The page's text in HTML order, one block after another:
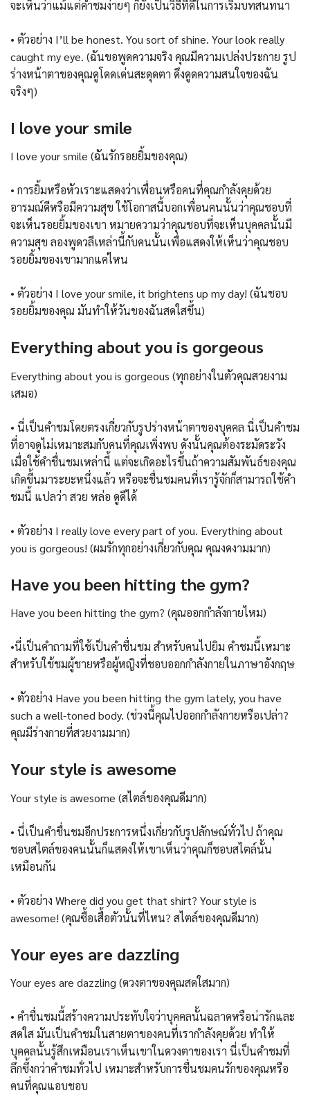
จะเห็นว่าแม้แต่คำชมง่ายๆ ก็ยังเป็นวิธีที่ดีในการเริ่มบทสนทนา
• ตัวอย่าง I’ll be honest. You sort of shine. Your look really
caught my eye. (ฉันขอพูดความจริง คุณมีความเปล่งประกาย รูป
ร่างหน้าตาของคุณดูโดดเด่นสะดุดตา ดึงดูดความสนใจของฉัน
จริงๆ)
I love your smile
I love your smile (ฉันรักรอยยิ้มของคุณ)
• การยิ้มหรือหัวเราะแสดงว่าเพื่อนหรือคนที่คุณกำลังคุยด้วย
อารมณ์ดีหรือมีความสุข ใช้โอกาสนี้บอกเพื่อนคนนั้นว่าคุณชอบที่
จะเห็นรอยยิ้มของเขา หมายความว่าคุณชอบที่จะเห็นบุคคลนั้นมี
ความสุข ลองพูดวลีเหล่านี้กับคนนั้นเพื่อแสดงให้เห็นว่าคุณชอบ
รอยยิ้มของเขามากแค่ไหน
• ตัวอย่าง I love your smile, it brightens up my day! (ฉันชอบ
รอยยิ้มของคุณ มันทำให้วันของฉันสดใสขึ้น)
Everything about you is gorgeous
Everything about you is gorgeous (ทุกอย่างในตัวคุณสวยงาม
เสมอ)
• นี่เป็นคำชมโดยตรงเกี่ยวกับรูปร่างหน้าตาของบุคคล นี่เป็นคำชม
ที่อาจดูไม่เหมาะสมกับคนที่คุณเพิ่งพบ ดังนั้นคุณต้องระมัดระวัง
เมื่อใช้คำชื่นชมเหล่านี้ แต่จะเกิดอะไรขึ้นถ้าความสัมพันธ์ของคุณ
เกิดขึ้นมาระยะหนึ่งแล้ว หรือจะชื่นชมคนที่เรารู้จักก็สามารถใช้คำ
ชมนี้ แปลว่า สวย หล่อ ดูดีได้
• ตัวอย่าง I really love every part of you. Everything about
you is gorgeous! (ผมรักทุกอย่างเกี่ยวกับคุณ คุณงดงามมาก)
Have you been hitting the gym?
Have you been hitting the gym? (คุณออกกำลังกายไหม)
•นี่เป็นคำถามที่ใช้เป็นคำชื่นชม สำหรับคนไปยิม คำชมนี้เหมาะ
สำหรับใช้ชมผู้ชายหรือผู้หญิงที่ชอบออกกำลังกายในภาษาอังกฤษ
• ตัวอย่าง Have you been hitting the gym lately, you have
such a well-toned body. (ช่วงนี้คุณไปออกกำลังกายหรือเปล่า?
คุณมีร่างกายที่สวยงามมาก)
Your style is awesome
Your style is awesome (สไตล์ของคุณดีมาก)
• นี่เป็นคำชื่นชมอีกประการหนึ่งเกี่ยวกับรูปลักษณ์ทั่วไป ถ้าคุณ
ชอบสไตล์ของคนนั้นก็แสดงให้เขาเห็นว่าคุณก็ชอบสไตล์นั้น
เหมือนกัน
• ตัวอย่าง Where did you get that shirt? Your style is
awesome! (คุณซื้อเสื้อตัวนั้นที่ไหน? สไตล์ของคุณดีมาก)
Your eyes are dazzling
Your eyes are dazzling (ดวงตาของคุณสดใสมาก)
• คำชื่นชมนี้สร้างความประทับใจว่าบุคคลนั้นฉลาดหรือน่ารักและ
สดใส มันเป็นคำชมในสายตาของคนที่เรากำลังคุยด้วย ทำให้
บุคคลนั้นรู้สึกเหมือนเราเห็นเขาในดวงตาของเรา นี่เป็นคำชมที่
ลึกซึ้งกว่าคำชมทั่วไป เหมาะสำหรับการชื่นชมคนรักของคุณหรือ
คนที่คุณแอบชอบ